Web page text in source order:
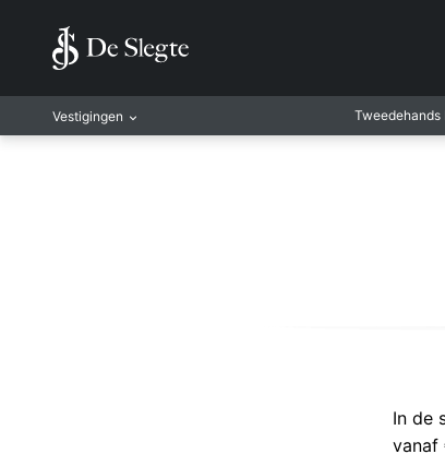
Tweedehands
Vestigingen
In de
vanaf